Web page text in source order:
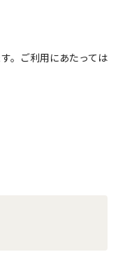
。ご利用にあたっては